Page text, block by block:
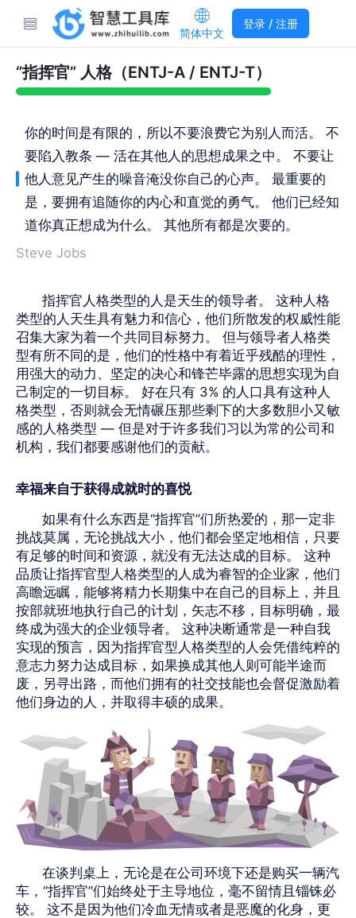
简体中文
登录 / 注册
“指挥官” 人格（ENTJ-A / ENTJ-T）
你的时间是有限的，所以不要浪费它为别人而活。 不
要陷入教条 — 活在其他人的思想成果之中。 不要让
他人意见产生的噪音淹没你自己的心声。 最重要的
是，要拥有追随你的内心和直觉的勇气。 他们已经知
道你真正想成为什么。 其他所有都是次要的。
Steve Jobs
指挥官人格类型的人是天生的领导者。 这种人格
类型的人天生具有魅力和信心，他们所散发的权威性能
召集大家为着一个共同目标努力。 但与领导者人格类
型有所不同的是，他们的性格中有着近乎残酷的理性，
用强大的动力、坚定的决心和锋芒毕露的思想实现为自
己制定的一切目标。 好在只有 3% 的人口具有这种人
格类型，否则就会无情碾压那些剩下的大多数胆小又敏
感的人格类型 — 但是对于许多我们习以为常的公司和
机构，我们都要感谢他们的贡献。
幸福来自于获得成就时的喜悦
如果有什么东西是“指挥官”们所热爱的，那一定非
挑战莫属，无论挑战大小，他们都会坚定地相信，只要
有足够的时间和资源，就没有无法达成的目标。 这种
品质让指挥官型人格类型的人成为睿智的企业家，他们
高瞻远瞩，能够将精力长期集中在自己的目标上，并且
按部就班地执行自己的计划，矢志不移，目标明确，最
终成为强大的企业领导者。 这种决断通常是一种自我
实现的预言，因为指挥官型人格类型的人会凭借纯粹的
意志力努力达成目标，如果换成其他人则可能半途而
废，另寻出路，而他们拥有的社交技能也会督促激励着
他们身边的人，并取得丰硕的成果。
在谈判桌上，无论是在公司环境下还是购买一辆汽
车，“指挥官”们始终处于主导地位，毫不留情且锱铢必
较。 这不是因为他们冷血无情或者是恶魔的化身，更